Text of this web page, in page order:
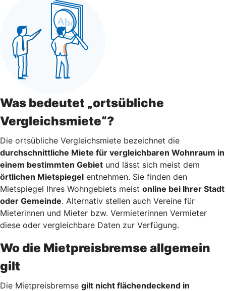
Was bedeutet „ortsübliche
Vergleichsmiete“?
Die ortsübliche Vergleichsmiete bezeichnet die
durchschnittliche Miete für vergleichbaren Wohnraum in
einem bestimmten Gebiet und lässt sich meist dem
örtlichen Mietspiegel entnehmen. Sie finden den
Mietspiegel Ihres Wohngebiets meist online bei Ihrer Stadt
oder Gemeinde. Alternativ stellen auch Vereine für
Mieterinnen und Mieter bzw. Vermieterinnen Vermieter
diese oder vergleichbare Daten zur Verfügung.
Wo die Mietpreisbremse allgemein
gilt
Die Mietpreisbremse gilt nicht flächendeckend in